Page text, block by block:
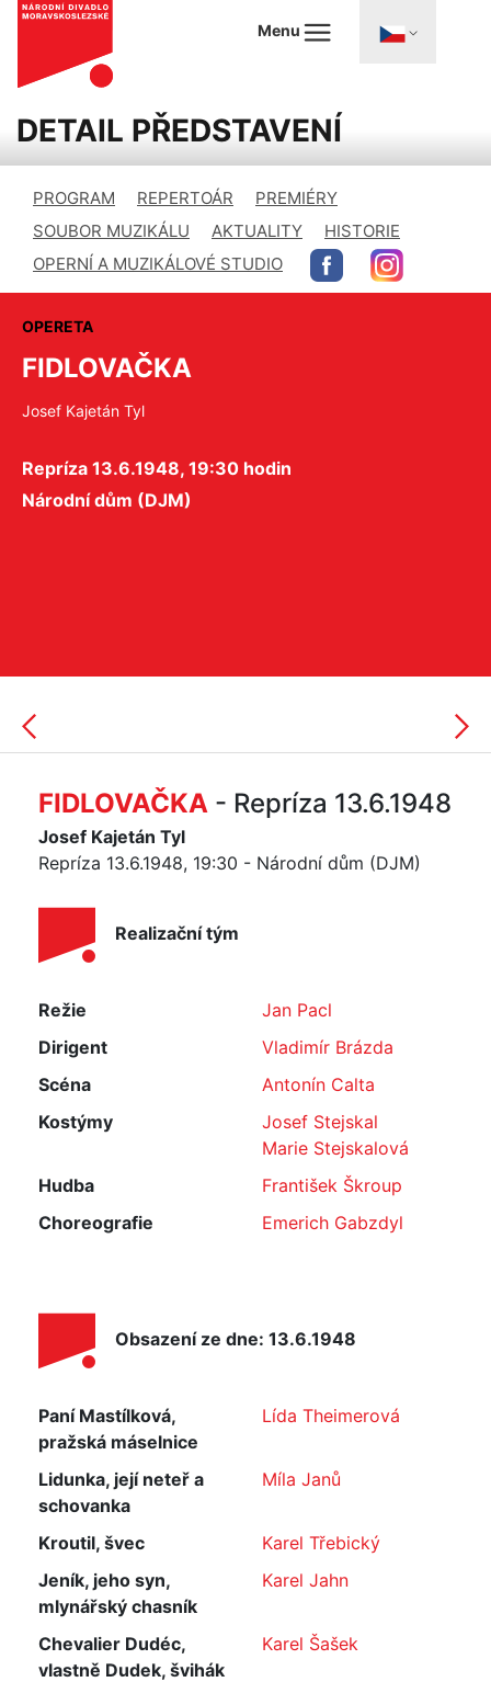
Menu
DETAIL PŘEDSTAVENÍ
PROGRAM REPERTOÁR
PREMIÉRY
SOUBOR MUZIKÁLU
AKTUALITY
HISTORIE
OPERNÍ A MUZIKÁLOVÉ STUDIO
OPERETA
FIDLOVAČKA
Josef Kajetán Tyl
Repríza 13.6.1948, 19:30 hodin
Národní dům (DJM)
FIDLOVAČKA - Repríza 13.6.1948
Josef Kajetán Tyl
Repríza 13.6.1948, 19:30 - Národní dům (DJM)
Realizační tým
Režie
Jan Pacl
Dirigent
Vladimír Brázda
Scéna
Antonín Calta
Kostýmy
Josef Stejskal
Marie Stejskalová
Hudba
František Škroup
Choreografie
Emerich Gabzdyl
Obsazení ze dne: 13.6.1948
Paní Mastílková,
pražská máselnice
Lída Theimerová
Lidunka, její neteř a
schovanka
Míla Janů
Kroutil, švec
Karel Třebický
Jeník, jeho syn,
mlynářský chasník
Karel Jahn
Chevalier Dudéc,
vlastně Dudek, švihák
Karel Šašek